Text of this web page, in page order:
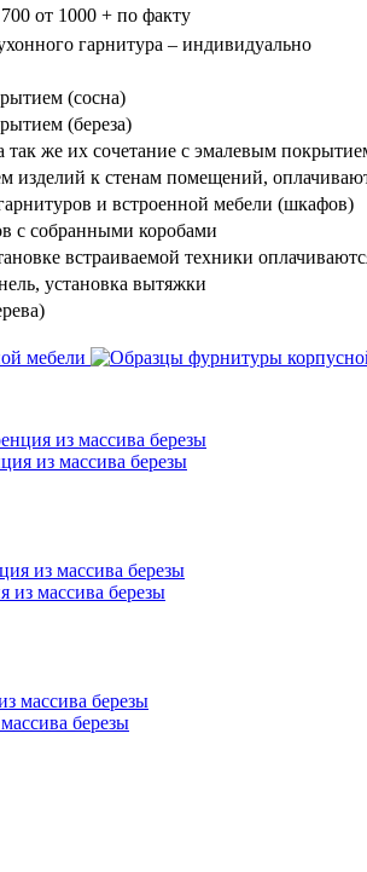
700 от 1000 + по факту
гарнитура – индивидуально
(сосна)
(береза)
так же их сочетание с эмалевым
изделий к стенам помещений,
и встроенной мебели (шкафов)
с собранными коробами
встраиваемой техники
установка вытяжки
из массива березы
из массива березы
березы